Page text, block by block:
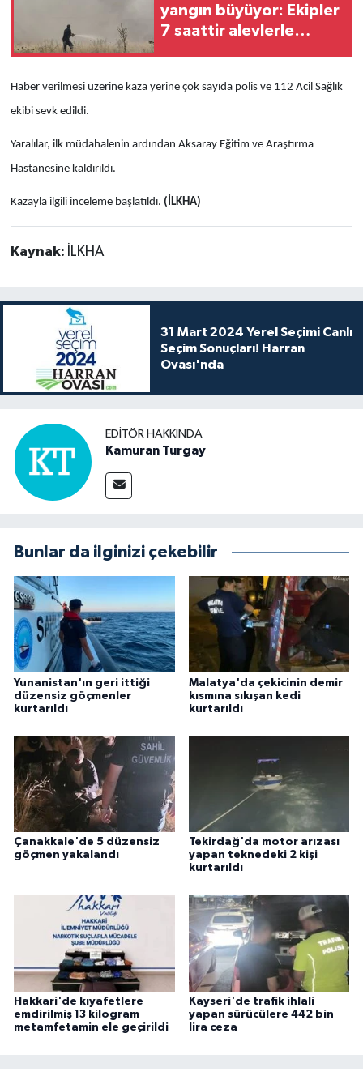
yangın büyüyor: Ekipler
7 saattir alevlerle
Haber verilmesi üzerine kaza yerine çok sayıda polis ve 112 Acil Sağlık
ekibi sevk edildi.
Yaralılar, ilk müdahalenin ardından Aksaray Eğitim ve Araştırma
Hastanesine kaldırıldı.
Kazayla ilgili inceleme başlatıldı. (İLKHA)
Kaynak: İLKHA
31 Mart 2024 Yerel Seçimi Canlı
Seçim Sonuçları! Harran
Ovası'nda
EDITÖR HAKKINDA
Kamuran Turgay
Bunlar da ilginizi çekebilir
Yunanistan'ın geri ittiği
düzensiz göçmenler
kurtarıldı
Malatya'da çekicinin demir
kısmına sıkışan kedi
kurtarıldı
Çanakkale'de 5 düzensiz
göçmen yakalandı
Tekirdağ'da motor arızası
yapan teknedeki 2 kişi
kurtarıldı
Hakkari'de kıyafetlere
emdirilmiş 13 kilogram
metamfetamin ele geçirildi
Kayseri'de trafik ihlali
yapan sürücülere 442 bin
lira ceza